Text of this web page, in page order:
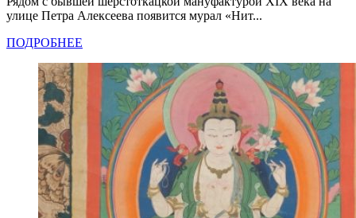
улице Петра Алексеева появится мурал «Нит...
ПОДРОБНЕЕ